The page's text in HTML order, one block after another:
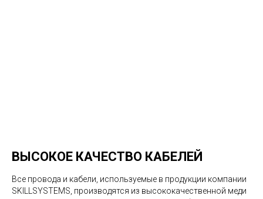
ВЫСОКОЕ КАЧЕСТВО КАБЕЛЕЙ
Все провода и кабели, используемые в продукции компании
SKILLSYSTEMS, производятся из высококачественной меди